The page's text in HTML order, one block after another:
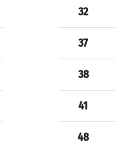
32
37
38
41
48